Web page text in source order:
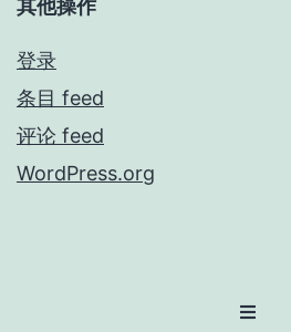
其他操作
登录
条目 feed
评论 feed
WordPress.org